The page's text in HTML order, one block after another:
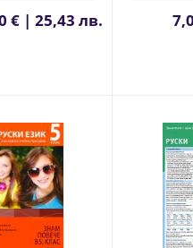
€ | 25,43 лв.